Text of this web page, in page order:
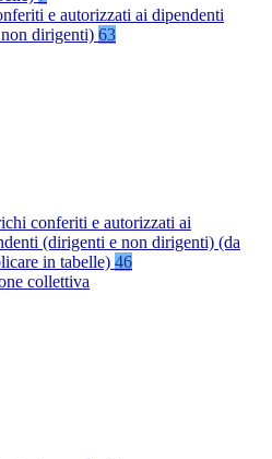
e autorizzati ai dipendenti
dirigenti) 63
conferiti e autorizzati ai
(dirigenti e non dirigenti) (da
in tabelle) 46
collettiva